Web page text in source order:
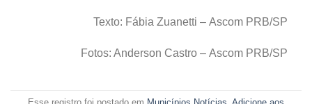
Texto: Fábia Zuanetti – Ascom PRB/SP
Fotos: Anderson Castro – Ascom PRB/SP